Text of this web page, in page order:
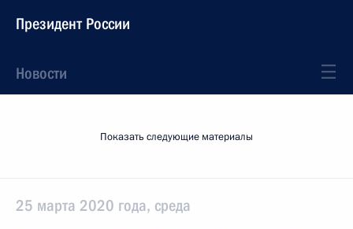
Президент России
Новости
Показать следующие материалы
25 марта 2020 года, среда